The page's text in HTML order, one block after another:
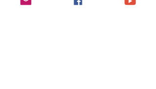
Keep out of reach of children. For external use